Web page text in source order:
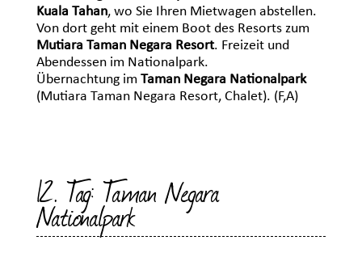
Kuala Tahan, wo Sie Ihren Mietwagen abstellen.
Von dort geht mit einem Boot des Resorts zum
Mutiara Taman Negara Resort. Freizeit und
Abendessen im Nationalpark.
Übernachtung im Taman Negara Nationalpark
(Mutiara Taman Negara Resort, Chalet). (F,A)
12. Tag: Taman Negara
Nationalpark